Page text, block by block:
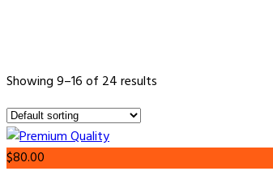
Showing 9–16 of 24 results
$80.00